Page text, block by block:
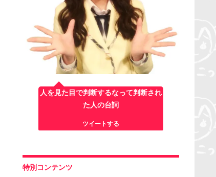
人を見た目で判断するなって判断され
た人の台詞
ツイートする
特別コンテンツ